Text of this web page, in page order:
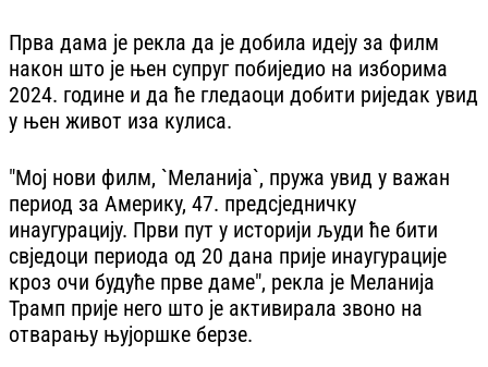
Прва дама је рекла да је добила идеју за филм
након што је њен супруг побиједио на изборима
2024. године и да ће гледаоци добити риједак увид
у њен живот иза кулиса.
"Мој нови филм, `Меланија`, пружа увид у важан
период за Америку, 47. предсједничку
инаугурацију. Први пут у историји људи ће бити
свједоци периода од 20 дана прије инаугурације
кроз очи будуће прве даме", рекла је Меланија
Трамп прије него што је активирала звоно на
отварању њујоршке берзе.